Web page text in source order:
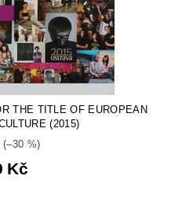
THE TITLE OF EUROPEAN
(2015)
(–30 %)
Kč